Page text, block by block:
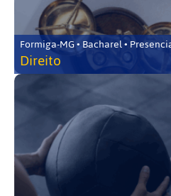
Formiga-MG • Bacharel •
Direito